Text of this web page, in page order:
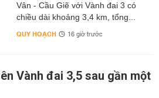
Vân - Cầu Giẽ với Vành đai 3 có
chiều dài khoảng 3,4 km, tổng...
QUY HOẠCH 16 giờ trước
Vành đai 3,5 sau gần một